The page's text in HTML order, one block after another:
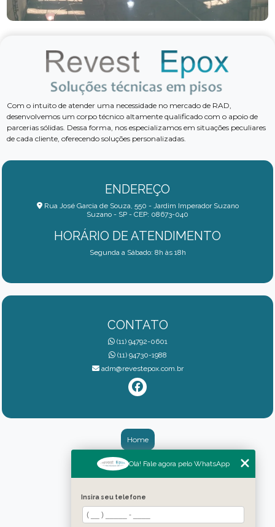
Com o intuito de atender uma necessidade no mercado de RAD,
desenvolvemos um corpo técnico altamente qualificado com o apoio de
parcerias sólidas. Dessa forma, nos especializamos em situações peculiares
de cada cliente, oferecendo soluções personalizadas.
ENDEREÇO
Rua José Garcia de Souza, 550 - Jardim Imperador Suzano
Suzano - SP - CEP: 08673-040
HORÁRIO DE ATENDIMENTO
Segunda a Sábado: 8h às 18h
CONTATO
(11) 94792-0601
(11) 94730-1988
adm@revestepox.com.br
Home
Quem somos
Serviços
Blog
Olá! Fale agora pelo WhatsApp
Insira seu telefone